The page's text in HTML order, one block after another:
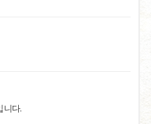
니다.